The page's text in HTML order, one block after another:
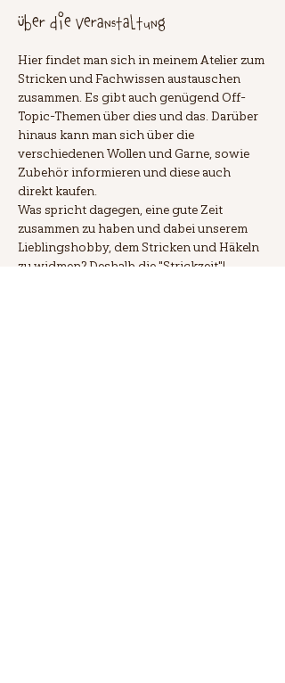
Über die Veranstaltung
Hier findet man sich in meinem Atelier zum
Stricken und Fachwissen austauschen
zusammen. Es gibt auch genügend Off-
Topic-Themen über dies und das. Darüber
hinaus kann man sich über die
verschiedenen Wollen und Garne, sowie
Zubehör informieren und diese auch
direkt kaufen.
Was spricht dagegen, eine gute Zeit
zusammen zu haben und dabei unserem
Lieblingshobby, dem Stricken und Häkeln
zu widmen? Deshalb die "Strickzeit"!